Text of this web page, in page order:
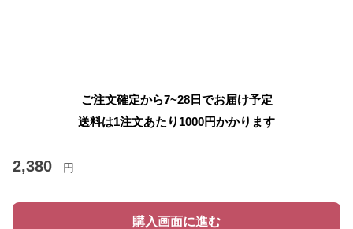
ご注文確定から7~28日でお届け予定
送料は1注文あたり 1000円かかります
2,380 円
購入画面に進む